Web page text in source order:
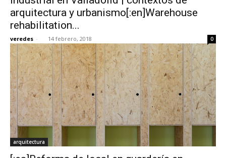
arquitectura y urbanismo[:en]Warehouse
rehabilitation...
veredes - 14 febrero, 2018 0
arquitectura